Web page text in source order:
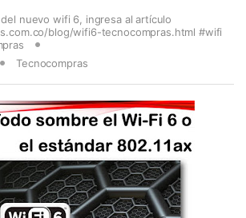
nuevo wifi 6
ingresa al artículo
blog/wifi6-tecnocompras.html #wifi
Tecnocompras